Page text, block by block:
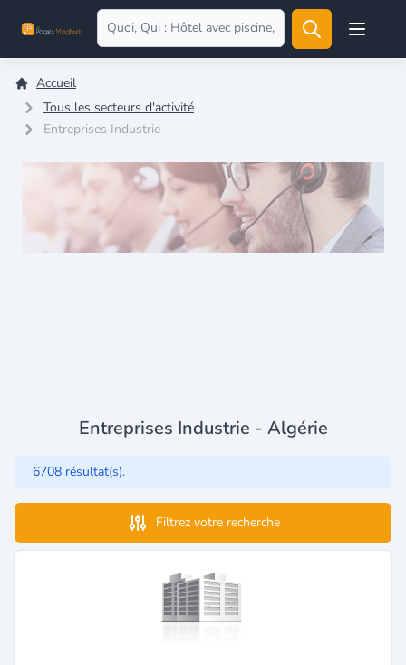
Open
Accueil
Tous les secteurs d'activité
Entreprises Industrie
Entreprises Industrie - Algérie
6708 résultat(s).
Filtrez votre recherche